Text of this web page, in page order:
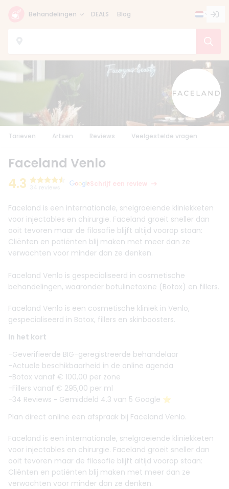
Behandelingen DEALS Blog
Tarieven Artsen Reviews Veelgestelde vragen
Faceland Venlo
4.3
Schrijf een review
Faceland is een internationale, snelgroeiende kliniekketen
voor injectables en chirurgie. Faceland groeit sneller dan
ooit tevoren maar de filosofie blijft altijd voorop staan:
Cliënten en patiënten blij maken met meer dan ze
verwachten voor minder dan ze denken.
Faceland Venlo is gespecialiseerd in cosmetische
behandelingen, waaronder botulinetoxine (Botox) en fillers.
Faceland Venlo is een cosmetische kliniek in Venlo,
gespecialiseerd in Botox, fillers en skinboosters.
In het kort
-Geverifieerde BIG-geregistreerde behandelaar
-Actuele beschikbaarheid in de online agenda
-Botox vanaf € 100,00 per zone
-Fillers vanaf € 295,00 per ml
-34 Reviews - Gemiddeld 4.3 van 5 Google ⭐️
Plan direct online een afspraak bij Faceland Venlo.
Faceland is een internationale, snelgroeiende kliniekketen
voor injectables en chirurgie. Faceland groeit sneller dan
ooit tevoren maar de filosofie blijft altijd voorop staan:
Cliënten en patiënten blij maken met meer dan ze
verwachten voor minder dan ze denken.